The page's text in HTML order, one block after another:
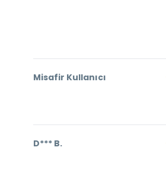
Misafir Kullanıcı
D*** B.